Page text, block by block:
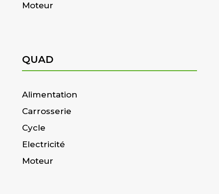
Moteur
QUAD
Alimentation
Carrosserie
Cycle
Electricité
Moteur